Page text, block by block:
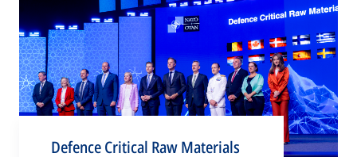
Defence Critical Raw Materials